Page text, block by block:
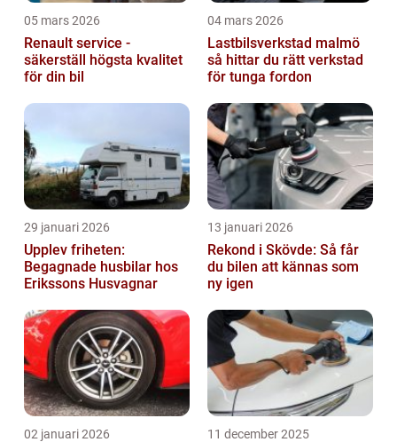
05 mars 2026
Renault service -
säkerställ högsta kvalitet
för din bil
04 mars 2026
Lastbilsverkstad malmö
så hittar du rätt verkstad
för tunga fordon
29 januari 2026
Upplev friheten:
Begagnade husbilar hos
Erikssons Husvagnar
13 januari 2026
Rekond i Skövde: Så får
du bilen att kännas som
ny igen
02 januari 2026 11 december 2025